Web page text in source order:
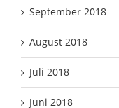
September 2018
August 2018
Juli 2018
Juni 2018